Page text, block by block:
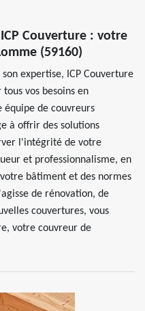
Couverture : votre
(59160)
expertise, ICP Couverture
vos besoins en
équipe de couvreurs
à offrir des solutions
l'intégrité de votre
et professionnalisme, en
bâtiment et des normes
de rénovation, de
couvertures, vous
votre couvreur de